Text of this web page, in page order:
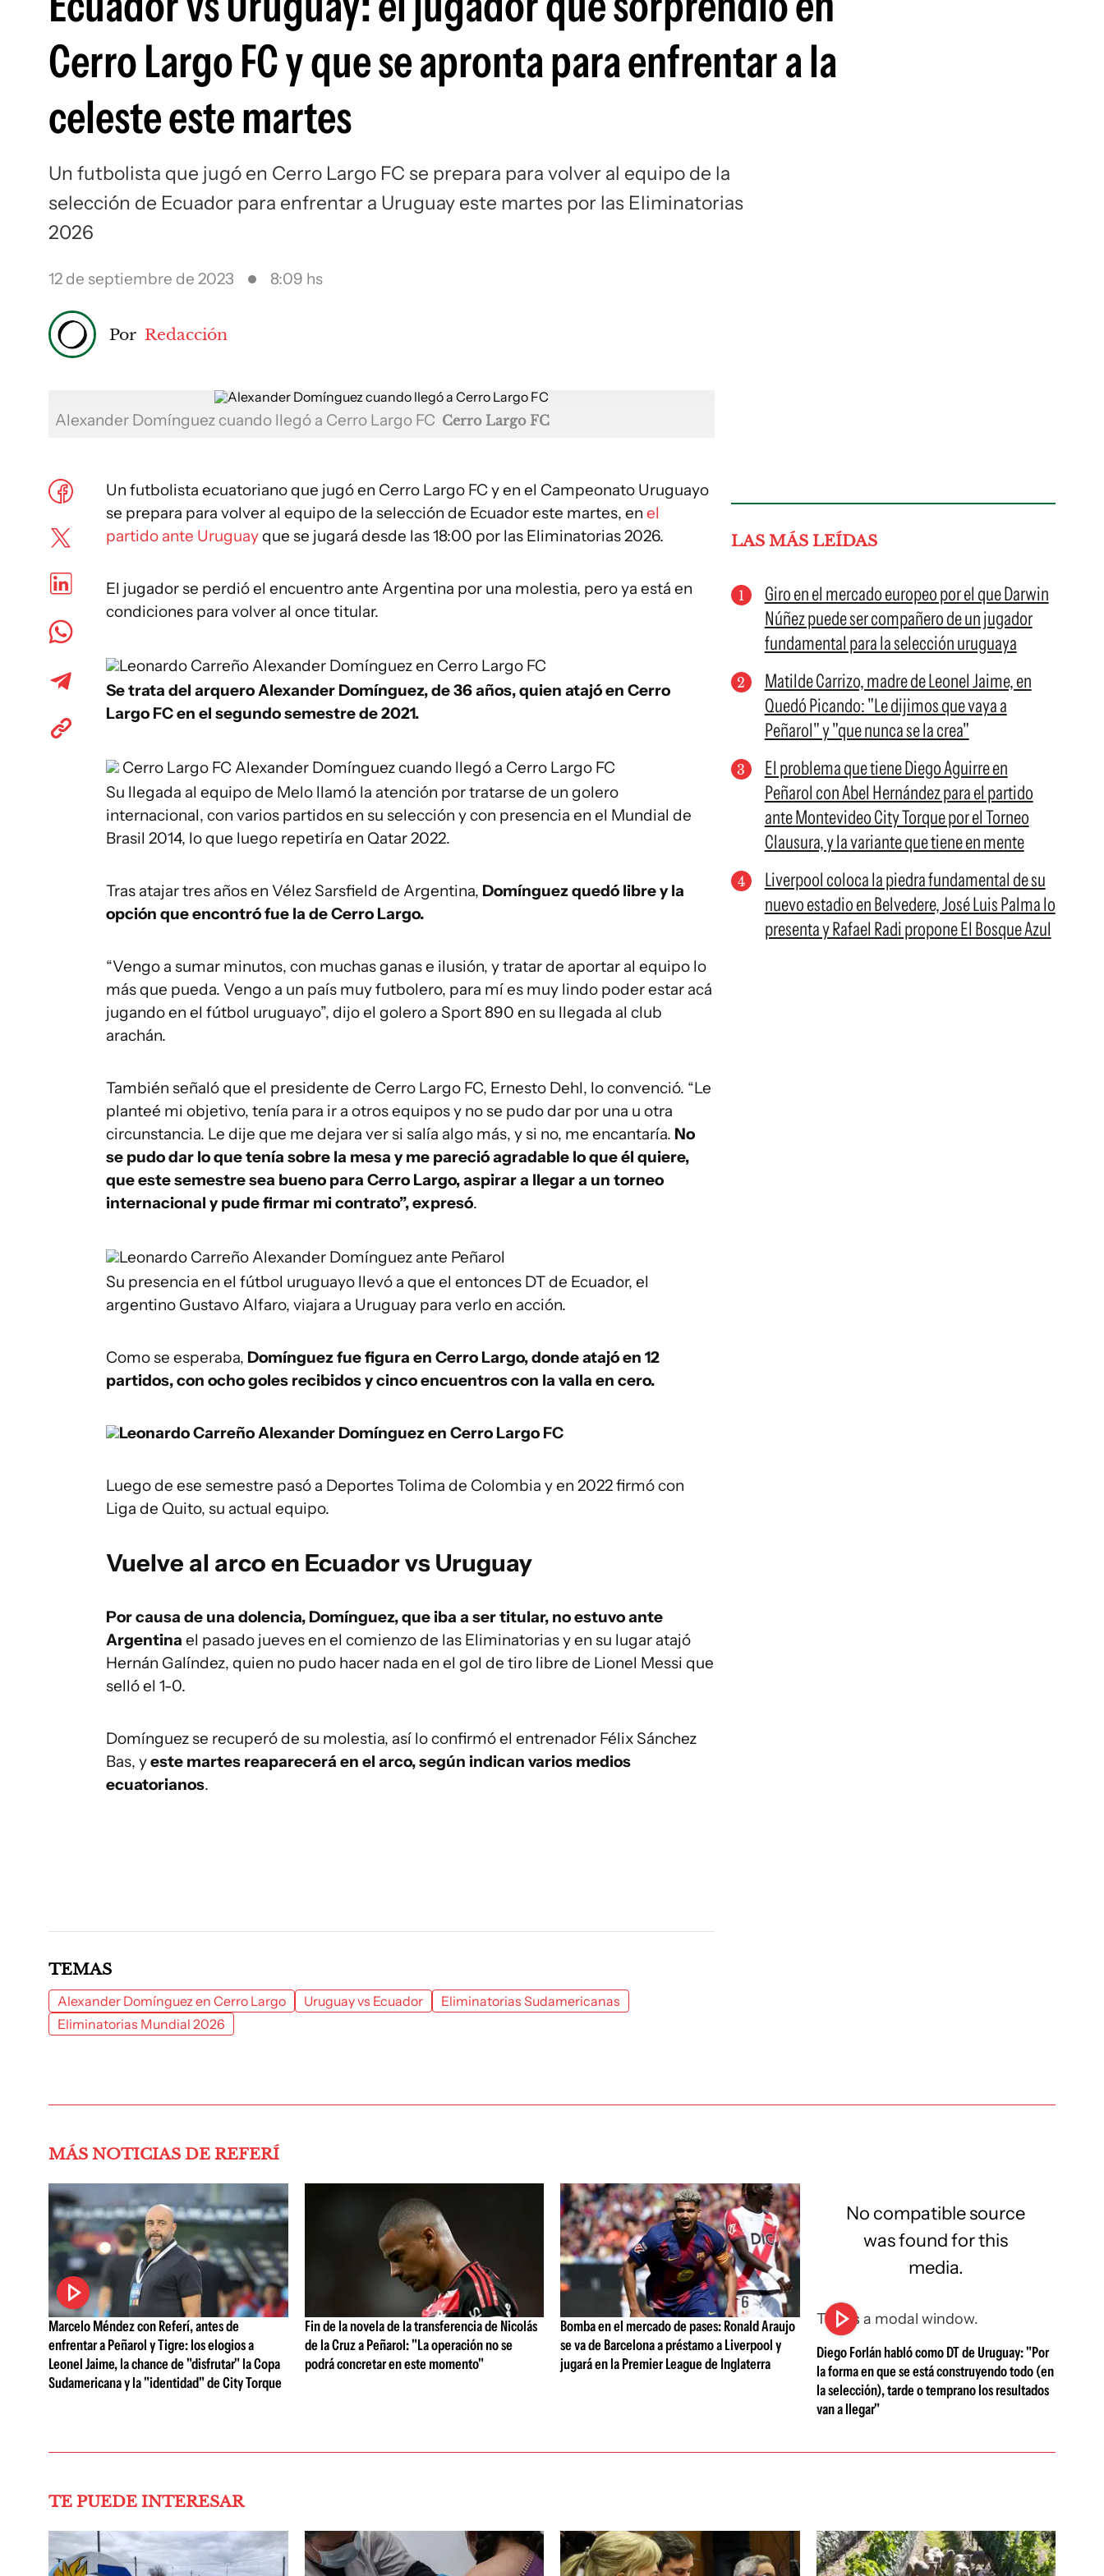
Cerro Largo FC y que se apronta para enfrentar a la
celeste este martes
Un futbolista que jugó en Cerro Largo FC se prepara para volver al equipo de la
selección de Ecuador para enfrentar a Uruguay este martes por las Eliminatorias
2026
12 de septiembre de 2023 8:09 hs
Por Redacción
Alexander Domínguez cuando llegó a Cerro Largo FC Cerro Largo FC
Un futbolista ecuatoriano que jugó en Cerro Largo FC y en el Campeonato Uruguayo
se prepara para volver al equipo de la selección de Ecuador este martes, en el
partido ante Uruguayque se jugará desde las 18:00 por las Eliminatorias 2026.
El jugador se perdió el encuentro ante Argentina por una molestia, pero ya está en
condiciones para volver al once titular.
Leonardo CarreñoAlexander Domínguez en Cerro Largo FC
Se trata del arquero Alexander Domínguez, de 36 años, quien atajó en Cerro
Largo FC en el segundo semestre de 2021.
Cerro Largo FC Alexander Domínguez cuando llegó a Cerro Largo FC
Su llegada al equipo de Melo llamó la atención por tratarse de un golero
internacional, con varios partidos en su selección y con presencia en el Mundial de
Brasil 2014, lo que luego repetiría en Qatar 2022.
Tras atajar tres años en Vélez Sarsfield de Argentina, Domínguez quedó libre y la
opción que encontró fue la de Cerro Largo.
“Vengo a sumar minutos, con muchas ganas e ilusión, y tratar de aportar al equipo lo
más que pueda. Vengo a un país muy futbolero, para mí es muy lindo poder estar acá
jugando en el fútbol uruguayo”, dijo el golero a Sport 890 en su llegada al club
arachán.
También señaló que el presidente de Cerro Largo FC, Ernesto Dehl, lo convenció. “Le
planteé mi objetivo, tenía para ir a otros equipos y no se pudo dar por una u otra
circunstancia. Le dije que me dejara ver si salía algo más, y si no, me encantaría. No
se pudo dar lo que tenía sobre la mesa y me pareció agradable lo que él quiere,
que este semestre sea bueno para Cerro Largo, aspirar a llegar a un torneo
internacional y pude firmar mi contrato”, expresó.
Leonardo CarreñoAlexander Domínguez ante Peñarol
Su presencia en el fútbol uruguayo llevó a que el entonces DT de Ecuador, el
argentino Gustavo Alfaro, viajara a Uruguay para verlo en acción.
Como se esperaba, Domínguez fue figura en Cerro Largo, donde atajó en 12
partidos, con ocho goles recibidos y cinco encuentros con la valla en cero.
Leonardo CarreñoAlexander Domínguez en Cerro Largo FC
Luego de ese semestre pasó a Deportes Tolima de Colombia y en 2022 firmó con
Liga de Quito, su actual equipo.
Vuelve al arco en Ecuador vs Uruguay
Por causa de una dolencia, Domínguez, que iba a ser titular, no estuvo ante
Argentina el pasado jueves en el comienzo de las Eliminatorias y en su lugar atajó
Hernán Galíndez, quien no pudo hacer nada en el gol de tiro libre de Lionel Messi que
selló el 1-0.
Domínguez se recuperó de su molestia, así lo confirmó el entrenador Félix Sánchez
Bas, yeste martes reaparecerá en el arco, según indican varios medios
ecuatorianos.
LAS MÁS LEÍDAS
Giro en el mercado europeo por el que Darwin
Núñez puede ser compañero de un jugador
fundamental para la selección uruguaya
Matilde Carrizo, madre de Leonel Jaime, en
Quedó Picando: "Le dijimos que vaya a
Peñarol" y "que nunca se la crea"
El problema que tiene Diego Aguirre en
Peñarol con Abel Hernández para el partido
ante Montevideo City Torque por el Torneo
Clausura, y la variante que tiene en mente
Liverpool coloca la piedra fundamental de su
nuevo estadio en Belvedere, José Luis Palma lo
presenta y Rafael Radi propone El Bosque Azul
TEMAS
Alexander Domínguez en Cerro Largo Uruguay vs Ecuador
Eliminatorias Sudamericanas
Eliminatorias Mundial 2026
MÁS NOTICIAS DE REFERÍ
Marcelo Méndez con Referí, antes de
enfrentar a Peñarol y Tigre: los elogios a
Leonel Jaime, la chance de "disfrutar" la Copa
Sudamericana y la "identidad" de City Torque
Fin de la novela de la transferencia de Nicolás
de la Cruz a Peñarol: "La operación no se
podrá concretar en este momento"
Bomba en el mercado de pases: Ronald Araujo
se va de Barcelona a préstamo a Liverpool y
jugará en la Premier League de Inglaterra
This is a modal window.
No compatible source
was found for this
media.
Diego Forlán habló como DT de Uruguay: "Por
la forma en que se está construyendo todo (en
la selección), tarde o temprano los resultados
van a llegar"
TE PUEDE INTERESAR